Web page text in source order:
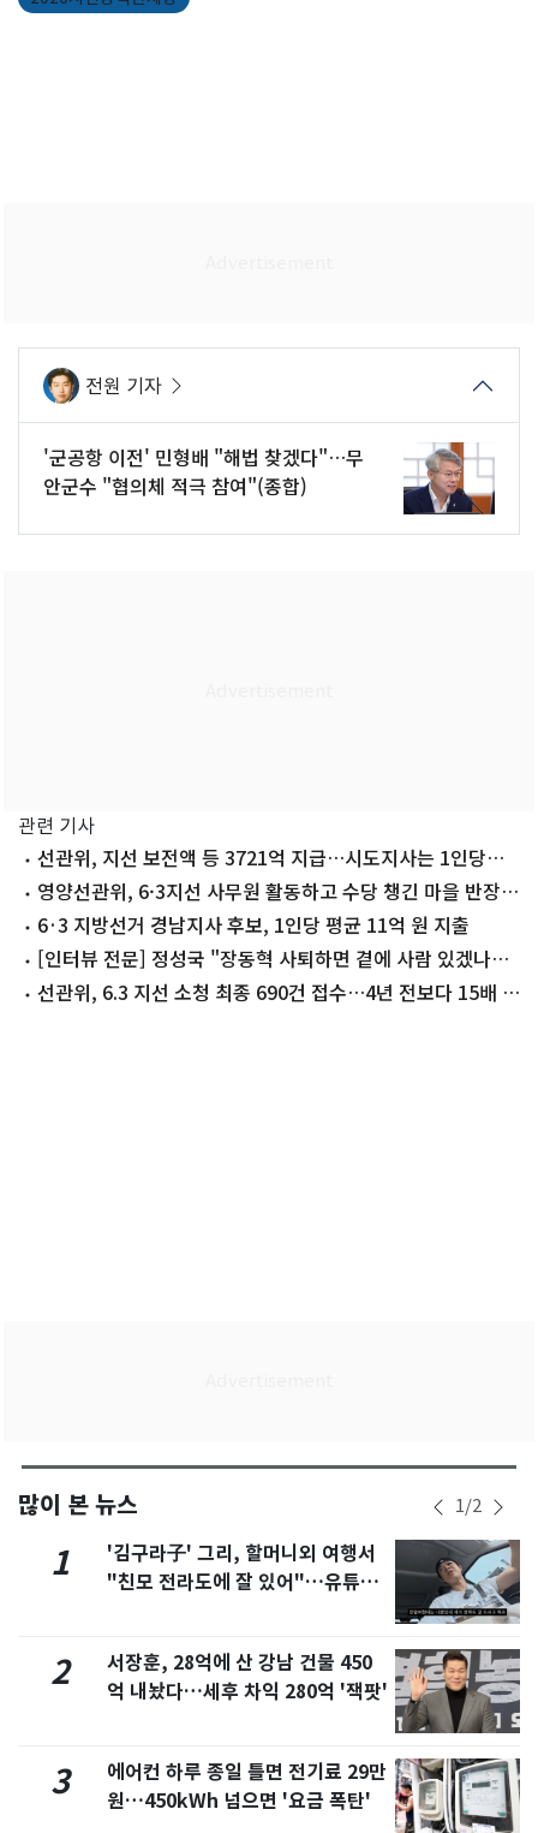
전원 기자
'군공항 이전' 민형배 "해법 찾겠다"…무
안군수 "협의체 적극 참여"(종합)
관련 기사
선관위, 지선 보전액 등 3721억 지급…시도지사는 1인당
13.6억
영양선관위, 6·3지선 사무원 활동하고 수당 챙긴 마을 반장
고발6·3 지방선거 경남지사 후보, 1인당 평균 11억 원 지출
[인터뷰 전문] 정성국 "장동혁 사퇴하면 곁에 사람 있겠나…
한동훈은 있었다"
선관위, 6.3 지선 소청 최종 690건 접수…4년 전보다 15배 폭
많이 본 뉴스 1/2
1
'김구라子' 그리, 할머니외 여행서
"친모 전라도에 잘 있어"…유튜브
2
서장훈, 28억에 산 강남 건물 450
억 내놨다…세후 차익 280억 '잭팟'
3
에어컨 하루 종일 틀면 전기료 29만
원…450kWh 넘으면 '요금 폭탄'